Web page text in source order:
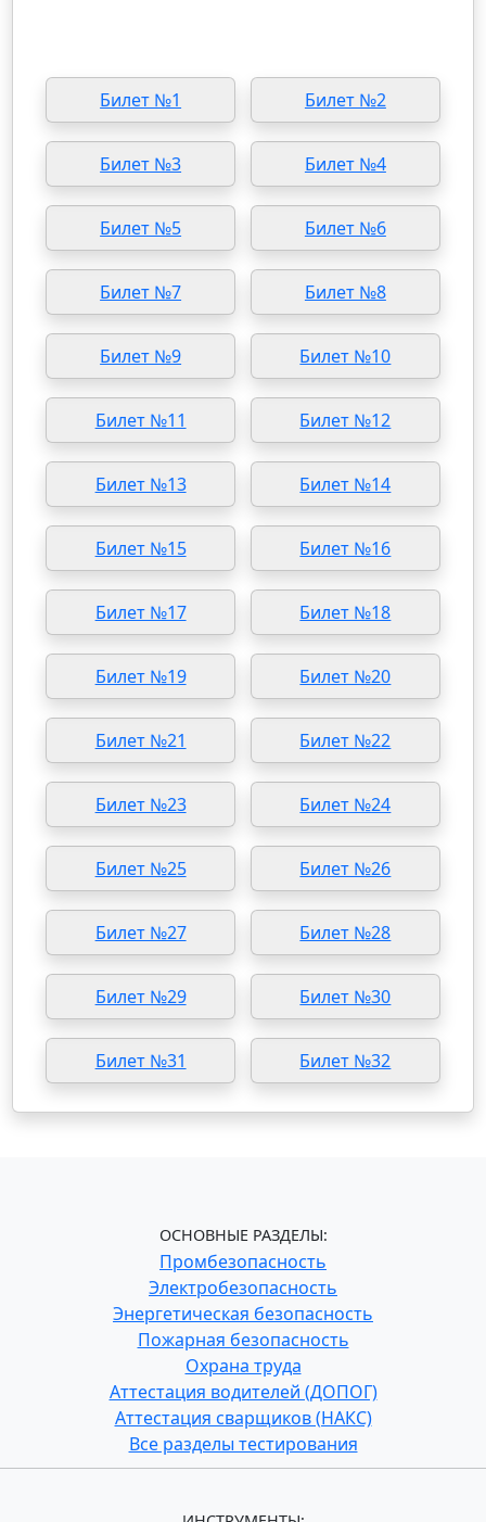
Билет №1 Билет №2
Билет №3 Билет №4
Билет №5 Билет №6
Билет №7 Билет №8
Билет №9 Билет №10
Билет №11 Билет №12
Билет №13 Билет №14
Билет №15 Билет №16
Билет №17 Билет №18
Билет №19 Билет №20
Билет №21 Билет №22
Билет №23 Билет №24
Билет №25 Билет №26
Билет №27 Билет №28
Билет №29 Билет №30
Билет №31 Билет №32
ОСНОВНЫЕ РАЗДЕЛЫ:
Промбезопасность
Электробезопасность
Энергетическая безопасность
Пожарная безопасность
Охрана труда
Аттестация водителей (ДОПОГ)
Аттестация сварщиков (НАКС)
Все разделы тестирования